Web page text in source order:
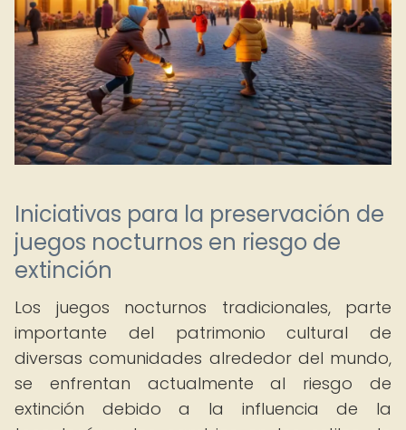
Iniciativas para la preservación de
juegos nocturnos en riesgo de
extinción
Los juegos nocturnos tradicionales, parte
importante del patrimonio cultural de
diversas comunidades alrededor del mundo,
se enfrentan actualmente al riesgo de
extinción debido a la influencia de la